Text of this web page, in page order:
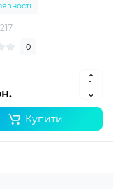
0
Купити